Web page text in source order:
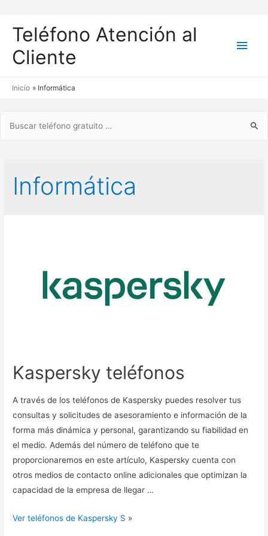
Teléfono Atención al
Cliente
Inicio Informática
Informática
Kaspersky teléfonos
A través de los teléfonos de Kaspersky puedes resolver tus
consultas y solicitudes de asesoramiento e información de la
forma más dinámica y personal, garantizando su fiabilidad en
el medio. Además del número de teléfono que te
proporcionaremos en este artículo, Kaspersky cuenta con
otros medios de contacto online adicionales que optimizan la
capacidad de la empresa de llegar …
Ver teléfonos de Kaspersky S »